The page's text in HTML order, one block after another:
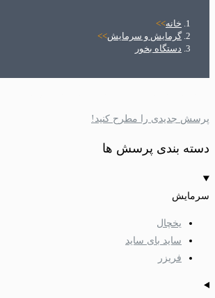
خانه>>
گرمایش و سرمایش>>
دستگاه بخور
پرسش جدیدی را مطرح کنید!
دسته بندی پرسش ها
سرمایش
یخچال
ساید بای ساید
فریزر